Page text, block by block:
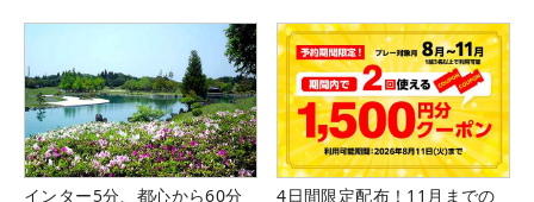
インター5分、都心から60分
4日間限定配布！11月までの